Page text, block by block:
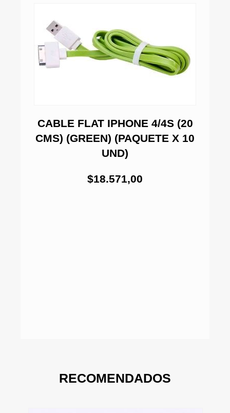
CABLE FLAT IPHONE 4/4S (20
CMS) (GREEN) (PAQUETE X 10
UND)
$18.571,00
RECOMENDADOS